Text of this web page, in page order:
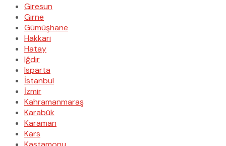
Giresun
Girne
Gümüşhane
Hakkari
Hatay
Iğdır
Isparta
İstanbul
İzmir
Kahramanmaraş
Karabük
Karaman
Kars